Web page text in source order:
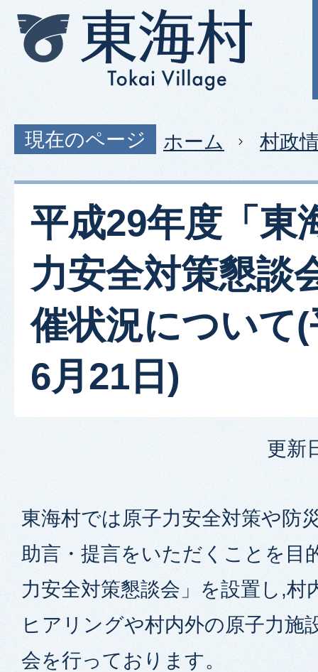
現在のページ ホーム 村政
平成29年度「東
力安全対策懇談
催状況について
6月21日)
更新
東海村では原子力安全対策や防
助言・提言をいただくことを目
力安全対策懇談会」を設置し,村
ヒアリングや村内外の原子力施
会を行っております。